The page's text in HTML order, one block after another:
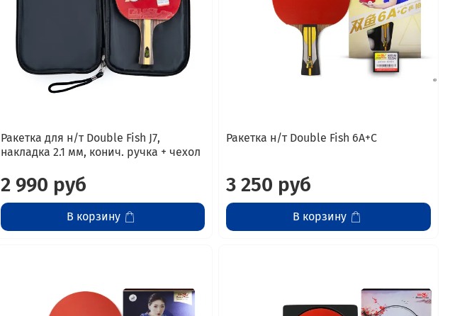
Ракетка для н/т Double Fish J7,
накладка 2.1 мм, конич. ручка + чехол
2 990 руб
В корзину
Ракетка н/т Double Fish 6A+C
3 250 руб
В корзину